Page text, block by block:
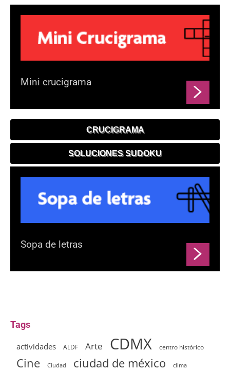
Mini crucigrama
CRUCIGRAMA
SOLUCIONES SUDOKU
Sopa de letras
Tags
actividades ALDF Arte CDMX centro histórico
Cine Ciudad ciudad de méxico clima